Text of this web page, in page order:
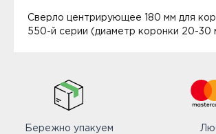
Сверло центрирующее 180 мм для
550-й серии (диаметр коронки 20-30
Бережно упакуем